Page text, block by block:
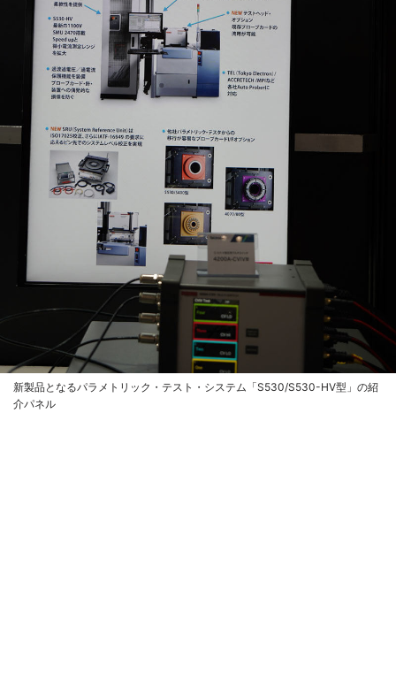
新製品となるパラメトリック・テスト・システム「S530/S530-HV型」の紹
介パネル